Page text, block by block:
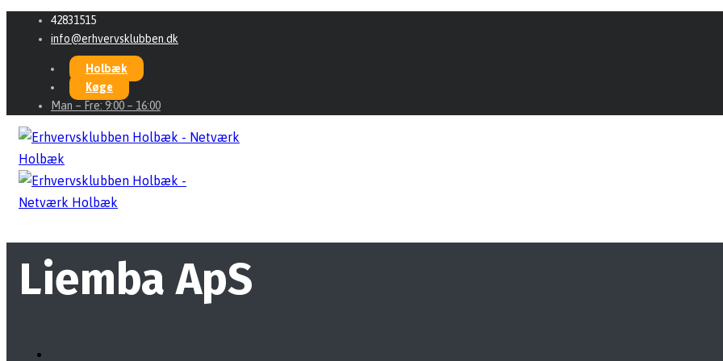
42831515
info@erhvervsklubben.dk
Holbæk
Køge
Man – Fre: 9:00 – 16:00
Liemba ApS